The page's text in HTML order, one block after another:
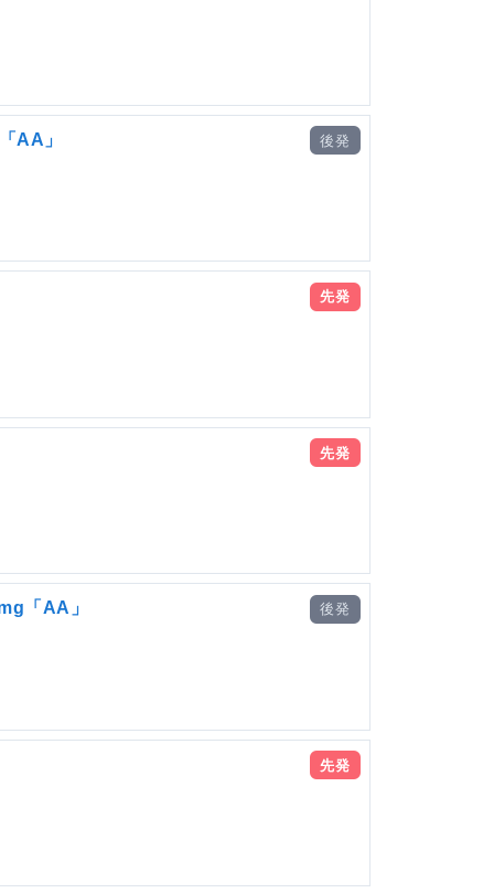
AA」 後発
先発
先発
「AA」 後発
先発